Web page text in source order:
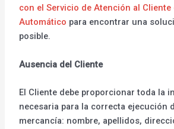
con el Servicio de Atención al Cliente
Automático para encontrar una
posible.
Ausencia del Cliente
El Cliente debe proporcionar toda la
necesaria para la correcta ejecución
mercancía: nombre, apellidos,